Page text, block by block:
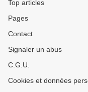
Top articles
Pages
Contact
Signaler un abus
C.G.U.
Cookies et données